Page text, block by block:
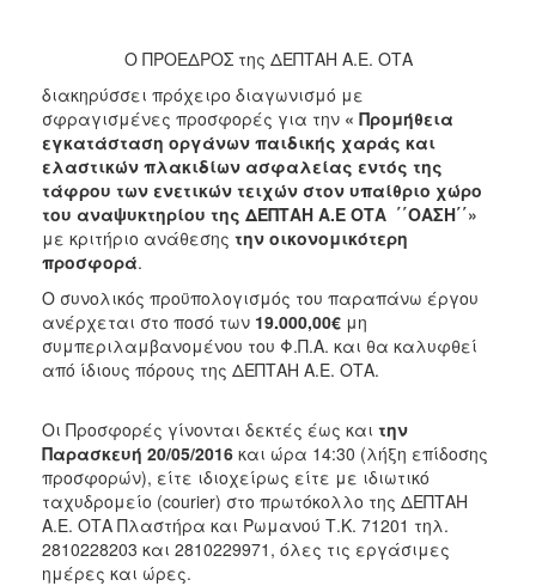
Ο ΠΡΟΕΔΡΟΣ της ΔΕΠΤΑΗ Α.Ε. ΟΤΑ
διακηρύσσει πρόχειρο διαγωνισμό με
σφραγισμένες προσφορές για την « Προμήθεια
εγκατάσταση οργάνων παιδικής χαράς και
ελαστικών πλακιδίων ασφαλείας εντός της
τάφρου των ενετικών τειχών στον υπαίθριο χώρο
του αναψυκτηρίου της ΔΕΠΤΑΗ Α.Ε ΟΤΑ ΄΄ΟΑΣΗ΄΄»
με κριτήριο ανάθεσης την οικονομικότερη
προσφορά.
Ο συνολικός προϋπολογισμός του παραπάνω έργου
ανέρχεται στο ποσό των 19.000,00€ μη
συμπεριλαμβανομένου του Φ.Π.Α. και θα καλυφθεί
από ίδιους πόρους της ΔΕΠΤΑΗ Α.Ε. ΟΤΑ.
Οι Προσφορές γίνονται δεκτές έως και την
Παρασκευή 20/05/2016 και ώρα 14:30 (λήξη επίδοσης
προσφορών), είτε ιδιοχείρως είτε με ιδιωτικό
ταχυδρομείο (courier) στο πρωτόκολλο της ΔΕΠΤΑΗ
Α.Ε. ΟΤΑ Πλαστήρα και Ρωμανού Τ.Κ. 71201 τηλ.
2810228203 και 2810229971, όλες τις εργάσιμες
ημέρες και ώρες.